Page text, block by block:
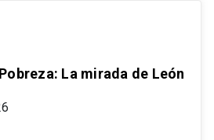
La mirada de León